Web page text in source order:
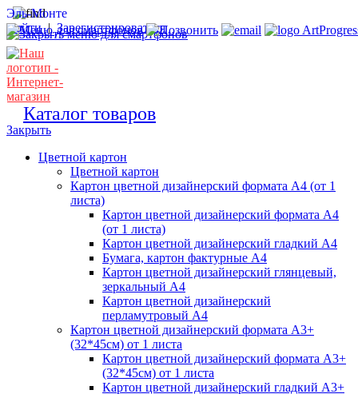
Эль-Монте
Войти| Зарегистрироваться
Каталог товаров
Закрыть
Цветной картон
Цветной картон
Картон цветной дизайнерский формата А4 (от 1
листа)
Картон цветной дизайнерский формата А4
(от 1 листа)
Картон цветной дизайнерский гладкий А4
Бумага, картон фактурные А4
Картон цветной дизайнерский глянцевый,
зеркальный А4
Картон цветной дизайнерский
перламутровый А4
Картон цветной дизайнерский формата А3+
(32*45см) от 1 листа
Картон цветной дизайнерский формата А3+
(32*45см) от 1 листа
Картон цветной дизайнерский гладкий А3+